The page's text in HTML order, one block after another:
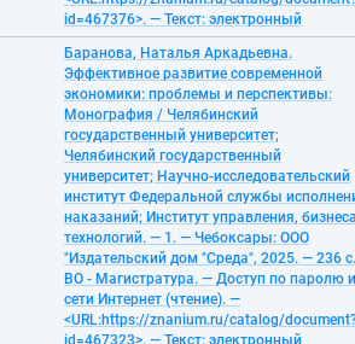
id=467376>. — Текст: электронный
Баранова, Наталья Аркадьевна.
Эффективное развитие современной
экономики: проблемы и перспективы:
Монография / Челябинский
государственный университет;
Челябинский государственный
университет; Научно-исследовательский
институт Федеральной службы
наказаний; Институт управления,
технологий. — 1. — Чебоксары: ООО
"Издательский дом "Среда", 2025. — 236
ВО - Магистратура. — Доступ по паролю
сети Интернет (чтение). —
<URL:https://znanium.ru/catalog/
id=467323>. — Текст: электронный